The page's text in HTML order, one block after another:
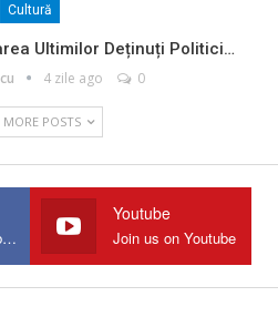
Cultură
Ultimilor Deținuți Politici…
4 zile ago 0
POSTS
Join us on Facebook
Youtube
Join us on Youtube